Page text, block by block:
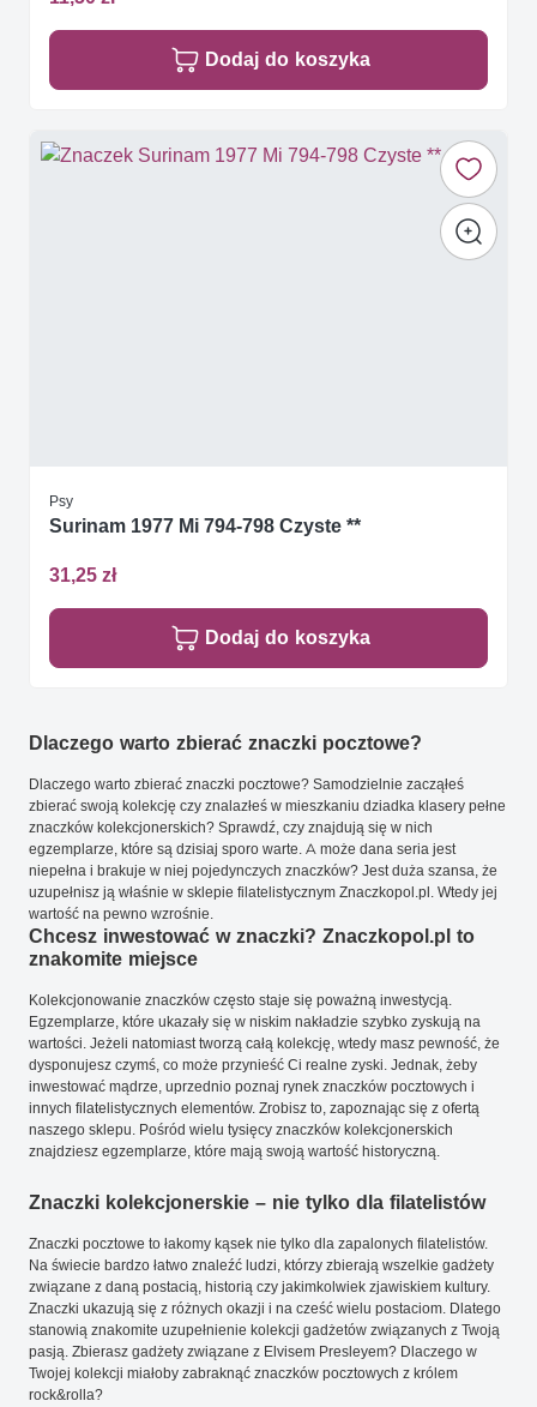
Dodaj do koszyka
Psy
Surinam 1977 Mi 794-798 Czyste **
31,25 zł
Dodaj do koszyka
Dlaczego warto zbierać znaczki pocztowe?
Dlaczego warto zbierać znaczki pocztowe? Samodzielnie zacząłeś
zbierać swoją kolekcję czy znalazłeś w mieszkaniu dziadka klasery pełne
znaczków kolekcjonerskich? Sprawdź, czy znajdują się w nich
egzemplarze, które są dzisiaj sporo warte. A może dana seria jest
niepełna i brakuje w niej pojedynczych znaczków? Jest duża szansa, że
uzupełnisz ją właśnie w sklepie filatelistycznym Znaczkopol.pl. Wtedy jej
wartość na pewno wzrośnie.
Chcesz inwestować w znaczki? Znaczkopol.pl to
znakomite miejsce
Kolekcjonowanie znaczków często staje się poważną inwestycją.
Egzemplarze, które ukazały się w niskim nakładzie szybko zyskują na
wartości. Jeżeli natomiast tworzą całą kolekcję, wtedy masz pewność, że
dysponujesz czymś, co może przynieść Ci realne zyski. Jednak, żeby
inwestować mądrze, uprzednio poznaj rynek znaczków pocztowych i
innych filatelistycznych elementów. Zrobisz to, zapoznając się z ofertą
naszego sklepu. Pośród wielu tysięcy znaczków kolekcjonerskich
znajdziesz egzemplarze, które mają swoją wartość historyczną.
Znaczki kolekcjonerskie – nie tylko dla filatelistów
Znaczki pocztowe to łakomy kąsek nie tylko dla zapalonych filatelistów.
Na świecie bardzo łatwo znaleźć ludzi, którzy zbierają wszelkie gadżety
związane z daną postacią, historią czy jakimkolwiek zjawiskiem kultury.
Znaczki ukazują się z różnych okazji i na cześć wielu postaciom. Dlatego
stanowią znakomite uzupełnienie kolekcji gadżetów związanych z Twoją
pasją. Zbierasz gadżety związane z Elvisem Presleyem? Dlaczego w
Twojej kolekcji miałoby zabraknąć znaczków pocztowych z królem
rock&rolla?